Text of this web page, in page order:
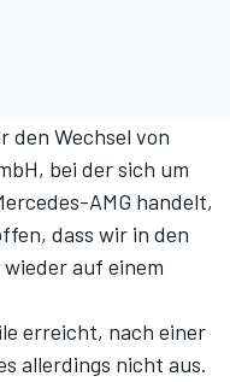
den Wechsel von
bei der sich um
AMG handelt,
dass wir in den
auf einem
erreicht, nach einer
allerdings nicht aus.